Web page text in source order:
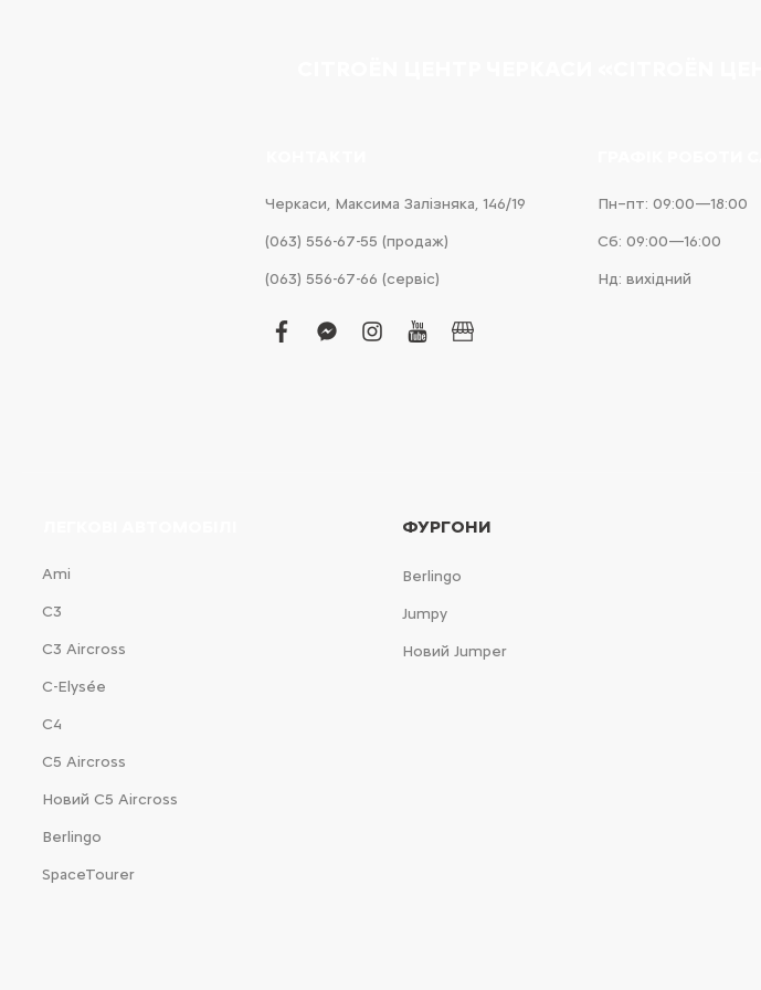
Черкаси, Максима Залізняка, 146/19
(063) 556-67-55 (продаж)
(063) 556-67-66 (сервіс)
facebook
facebook-
instagram
youtubebusiness
Пн–пт: 09:00—18:00
Сб: 09:00—16:00
Нд: вихідний
Ami
С3
С3 Aircross
C-Elysée
С4
С5 Aircross
Новий С5 Aircross
Berlingo
SpaceTourer
ФУРГОНИ
Berlingo
Jumpy
Новий Jumper